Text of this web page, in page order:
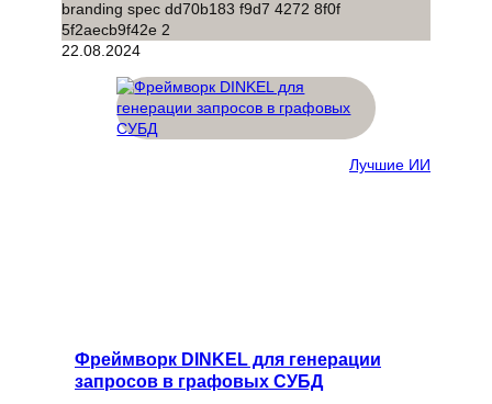
22.08.2024
Лучшие ИИ
Фреймворк DINKEL для генерации
запросов в графовых СУБД